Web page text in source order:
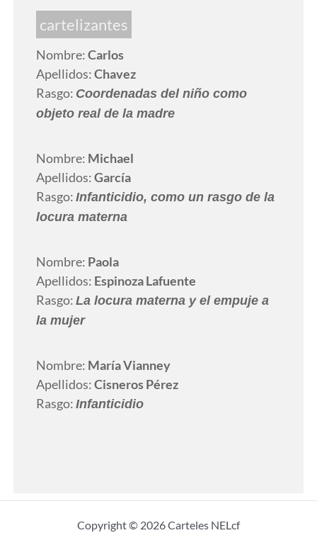
cartelizantes
Nombre:Carlos
Apellidos:Chavez
Rasgo: Coordenadas del niño como
objeto real de la madre
Nombre: Michael
Apellidos:García
Rasgo: Infanticidio, como un rasgo de la
locura materna
Nombre: Paola
Apellidos: Espinoza Lafuente
Rasgo: La locura materna y el empuje a
la mujer
Nombre: María Vianney
Apellidos:Cisneros Pérez
Rasgo: Infanticidio
Copyright © 2026 Carteles NELcf